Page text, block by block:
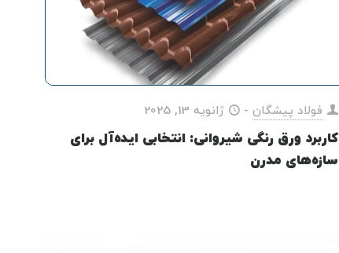
فولاد پیشگان - ژانویه 13, 2025
کاربرد ورق رنگی شیروانی: انتخابی ایده‌آل برای
سازه‌های مدرن